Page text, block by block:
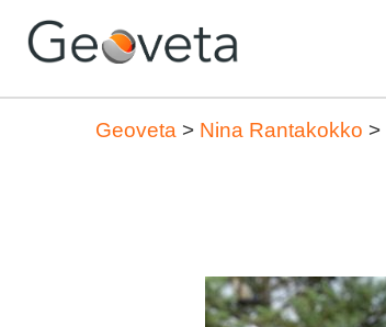
Geoveta > Nina Rantakokko >